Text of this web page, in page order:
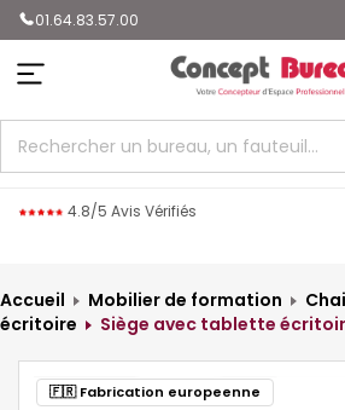
01.64.83.57.00
4.8/5 Avis Vérifiés
Accueil Mobilier de formation
écritoire
Siège avec tablette